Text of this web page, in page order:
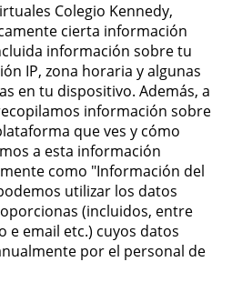
Colegio Kennedy,
cierta información
información sobre tu
IP, zona horaria y algunas
en tu dispositivo. Además, a
información sobre
que ves y cómo
a esta información
como "Información del
utilizar los datos
(incluidos, entre
e email etc.) cuyos datos
por el personal de